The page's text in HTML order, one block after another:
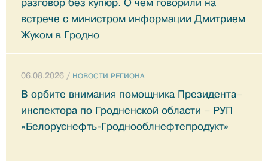
разговор без купюр. О чем говорили на
встрече с министром информации Дмитрием
Жуком в Гродно
06.08.2026 / НОВОСТИ РЕГИОНА
В орбите внимания помощника Президента–
инспектора по Гродненской области – РУП
«Белоруснефть-Гроднооблнефтепродукт»